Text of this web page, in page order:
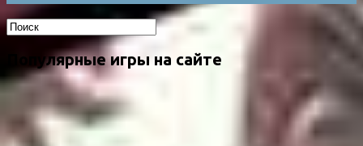
Популярные игры на сайте